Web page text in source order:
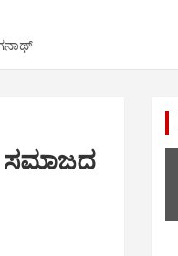
ಸಮಾಜದ